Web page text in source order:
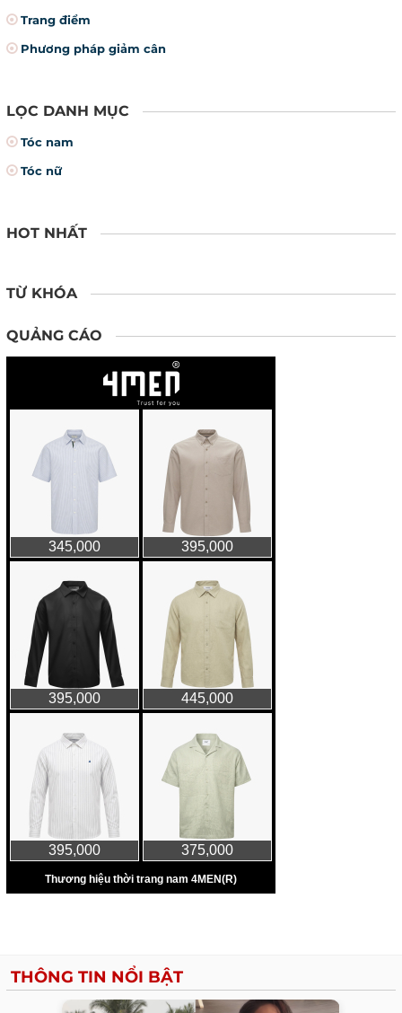
Trang điểm
Phương pháp giảm cân
LỌC DANH MỤC
Tóc nam
Tóc nữ
HOT NHẤT
TỪ KHÓA
QUẢNG CÁO
THÔNG TIN NỔI BẬT